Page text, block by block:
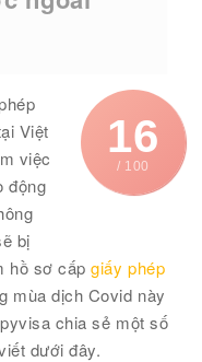
16
/ 100
Việt
việc
động
bị
hồ sơ cấpgiấy phép
mùa dịch Covid này
chia sẻ một số
dưới đây.